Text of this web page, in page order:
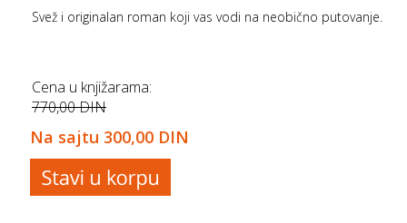
Svež i originalan roman koji vas vodi na neobično putovanje.
Cena u knjižarama:
770,00 DIN
Na sajtu 300,00 DIN